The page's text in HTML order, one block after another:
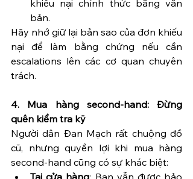
khiếu nại chính thức bằng văn
bản.
Hãy nhớ giữ lại bản sao của đơn khiếu
nại để làm bằng chứng nếu cần
escalations lên các cơ quan chuyên
trách.
4. Mua hàng second-hand: Đừng
quên kiểm tra kỹ
Người dân Đan Mạch rất chuộng đồ
cũ, nhưng quyền lợi khi mua hàng
second-hand cũng có sự khác biệt:
Tại cửa hàng: Bạn vẫn được bảo